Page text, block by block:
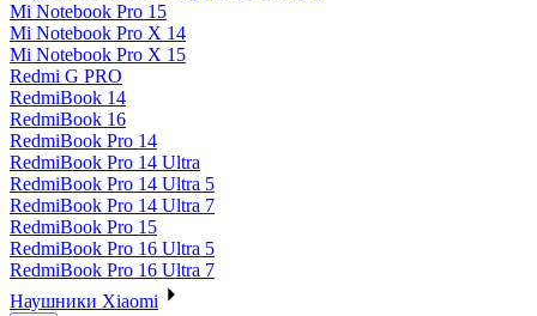
Mi Notebook Pro 15
Mi Notebook Pro X 14
Mi Notebook Pro X 15
Redmi G PRO
RedmiBook 14
RedmiBook 16
RedmiBook Pro 14
RedmiBook Pro 14 Ultra
RedmiBook Pro 14 Ultra 5
RedmiBook Pro 14 Ultra 7
RedmiBook Pro 15
RedmiBook Pro 16 Ultra 5
RedmiBook Pro 16 Ultra 7
Наушники Xiaomi